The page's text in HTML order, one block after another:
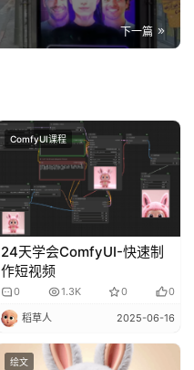
下一篇
ComfyUI课程
24天学会ComfyUI-快速制
作短视频
0 1.3K 0 0
稻草人 2025-06-16
绘文